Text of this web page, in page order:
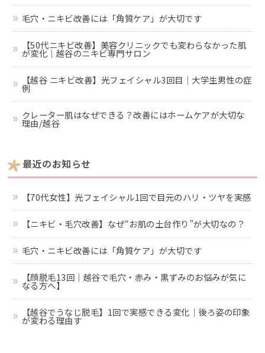
毛穴・ニキビ改善には「角質ケア」が大切です
【50代ニキビ改善】美容クリニックでも変わらなかった肌
が変化｜越谷のニキビ専門サロン
【越谷 ニキビ改善】光フェイシャル3回目｜大学生男性の症
例
クレーター肌はなぜできる？改善にはホームケアが大切な
理由/越谷
最近のお知らせ
【70代女性】光フェイシャル1回で目元のハリ・ツヤを実感
【ニキビ・毛穴改善】なぜ“お肌の土台作り”が大切なの？
毛穴・ニキビ改善には「角質ケア」が大切です
【顔脱毛13回｜越谷で毛穴・赤み・黒ずみのお悩みが気に
なる方へ】
【越谷でうなじ脱毛】1回で実感できる変化｜後ろ姿の印象
が変わる理由す